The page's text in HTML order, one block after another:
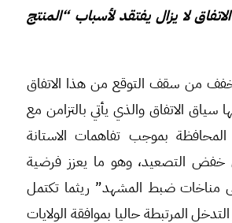
لا يزال يفتقد لأسباب “المنتج
من سقف التوقع من هذا الاتفاق
الاتفاق والذي يأتي بالتزامن مع
المحافظة بموجب تفاهمات الاستانة
خفض التصعيد، وهو ما يعزز فرضية
مناخات ضبط المشهد” ريثما تكتمل
المرتبطة حاليا بموافقة الولايات